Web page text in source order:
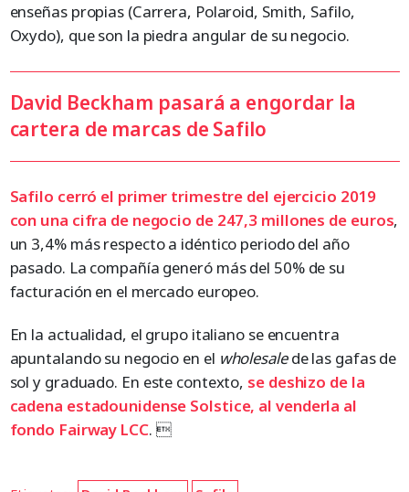
enseñas propias (Carrera, Polaroid, Smith, Safilo,
Oxydo), que son la piedra angular de su negocio.
David Beckham pasará a engordar la
cartera de marcas de Safilo
Safilo cerró el primer trimestre del ejercicio 2019
con una cifra de negocio de 247,3 millones de euros,
un 3,4% más respecto a idéntico periodo del año
pasado. La compañía generó más del 50% de su
facturación en el mercado europeo.
En la actualidad, el grupo italiano se encuentra
apuntalando su negocio en el wholesalede las gafas de
sol y graduado. En este contexto, se deshizo de la
cadena estadounidense Solstice, al venderla al
fondo Fairway LCC. 